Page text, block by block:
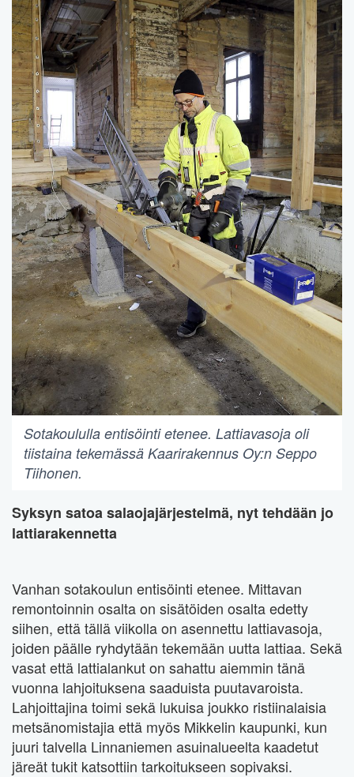
Sotakoululla entisöinti etenee. Lattiavasoja oli
tiistaina tekemässä Kaarirakennus Oy:n Seppo
Tiihonen.
Syksyn satoa salaojajärjestelmä, nyt tehdään jo
lattiarakennetta
Vanhan sotakoulun entisöinti etenee. Mittavan
remontoinnin osalta on sisätöiden osalta edetty
siihen, että tällä viikolla on asennettu lattiavasoja,
joiden päälle ryhdytään tekemään uutta lattiaa. Sekä
vasat että lattialankut on sahattu aiemmin tänä
vuonna lahjoituksena saaduista puutavaroista.
Lahjoittajina toimi sekä lukuisa joukko ristiinalaisia
metsänomistajia että myös Mikkelin kaupunki, kun
juuri talvella Linnaniemen asuinalueelta kaadetut
järeät tukit katsottiin tarkoitukseen sopivaksi.